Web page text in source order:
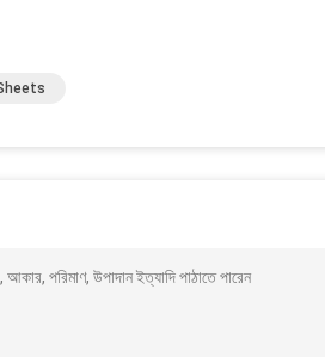
পরিমাণ, উপাদান ইত্যাদি পাঠাতে পারেন